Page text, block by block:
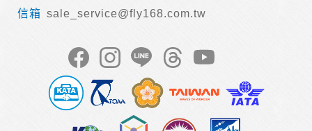
sale_service@fly168.com.tw